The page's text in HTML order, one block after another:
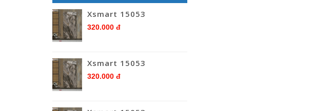
Xsmart 15053
320.000 đ
Xsmart 15053
320.000 đ